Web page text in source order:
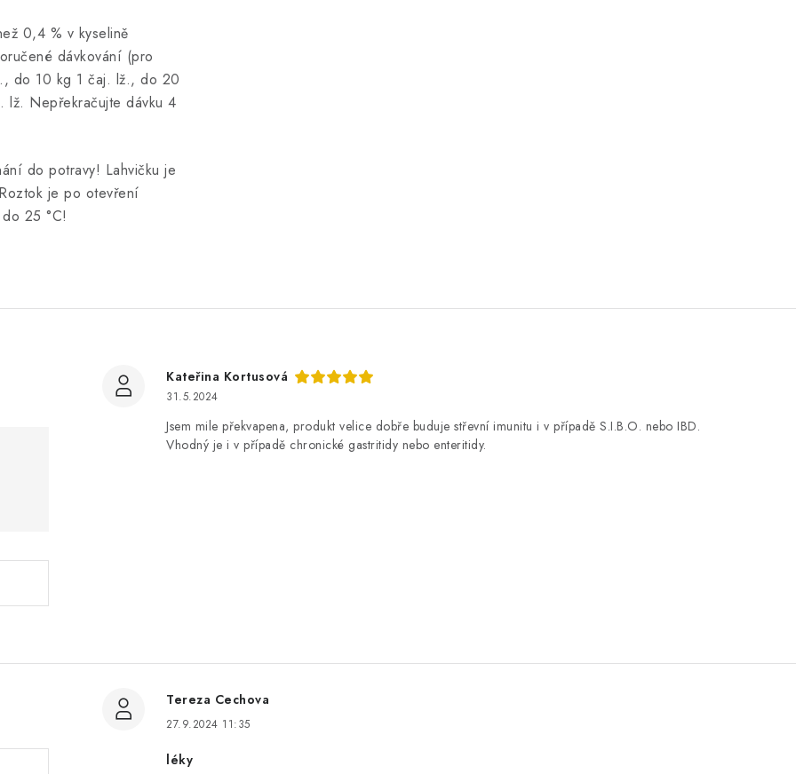
0,4 % v kyselině
dávkování (pro
do 10 kg 1 čaj. lž., do 20
Nepřekračujte dávku 4
do potravy! Lahvičku je
je po otevření
25 °C!
Kateřina Kortusová
31.5.2024
Jsem mile překvapena, produkt velice dobře buduje střevní imunitu i v případě S.I.B.O. nebo IBD.
Vhodný je i v případě chronické gastritidy nebo enteritidy.
Tereza Cechova
27.9.2024 11:35
léky